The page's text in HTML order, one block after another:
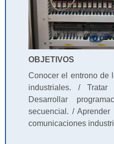
OBJETIVOS
Conocer el entrono de
industriales. / Tratar
Desarrollar
secuencial. /
comunicaciones